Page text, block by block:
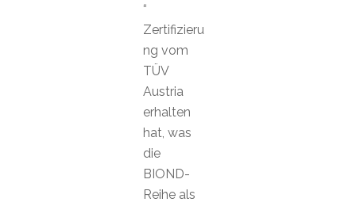
“
Zertifizieru
ng vom
TÜV
Austria
erhalten
hat, was
die
BIOND-
Reihe als